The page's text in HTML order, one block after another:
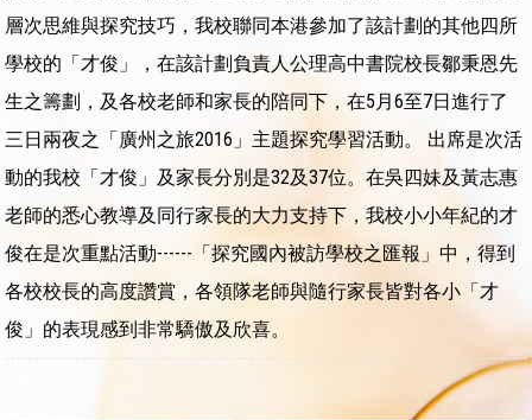
層次思維與探究技巧，我校聯同本港參加了該計劃的其他四所
學校的「才俊」，在該計劃負責人公理高中書院校長鄒秉恩先
生之籌劃，及各校老師和家長的陪同下，在5月6至7日進行了
三日兩夜之「廣州之旅2016」主題探究學習活動。 出席是次活
動的我校「才俊」及家長分別是32及37位。在吳四妹及黃志惠
老師的悉心教導及同行家長的大力支持下，我校小小年紀的才
俊在是次重點活動------「探究國內被訪學校之匯報」中，得到
各校校長的高度讚賞，各領隊老師與隨行家長皆對各小「才
俊」的表現感到非常驕傲及欣喜。